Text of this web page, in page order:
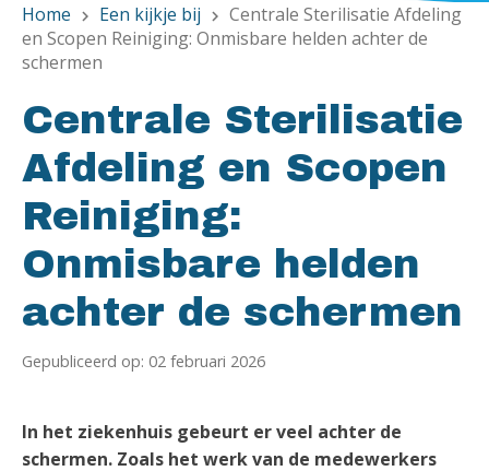
Home chevron_right Een kijkje bij chevron_right Centrale Sterilisatie Afdeling
en Scopen Reiniging: Onmisbare helden achter de
schermen
Centrale Sterilisatie
Afdeling en Scopen
Reiniging:
Onmisbare helden
achter de schermen
Gepubliceerd op: 02 februari 2026
In het ziekenhuis gebeurt er veel achter de
schermen. Zoals het werk van de medewerkers